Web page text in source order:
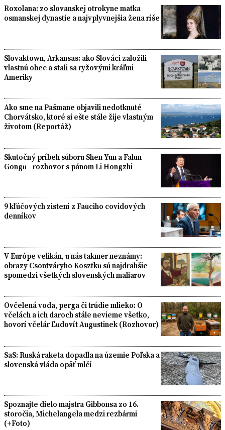
Roxolana: zo slovanskej otrokyne matka
osmanskej dynastie a najvplyvnejšia žena ríše
Slovaktown, Arkansas: ako Slováci založili
vlastnú obec a stali sa ryžovými kráľmi
Ameriky
Ako sme na Pašmane objavili nedotknuté
Chorvátsko, ktoré si ešte stále žije vlastným
životom (Reportáž)
Skutočný príbeh súboru Shen Yun a Falun
Gongu - rozhovor s pánom Li Hongzhi
9 kľúčových zistení z Fauciho covidových
denníkov
V Európe velikán, u nás takmer neznámy:
obrazy Csontváryho Kosztku sú najdrahšie
spomedzi všetkých slovenských maliarov
Ovčelená voda, perga či trúdie mlieko: O
včelách a ich daroch stále nevieme všetko,
hovorí včelár Ľudovít Augustinek (Rozhovor)
SaS: Ruská raketa dopadla na územie Poľska a
slovenská vláda opäť mlčí
Spoznajte dielo majstra Gibbonsa zo 16.
storočia, Michelangela medzi rezbármi
(+Foto)